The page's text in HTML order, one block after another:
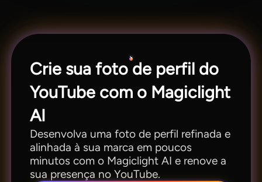
ferramentas comuns.
Crie sua foto de perfil do
YouTube com o Magiclight
AI
Desenvolva uma foto de perfil refinada e
alinhada à sua marca em poucos
minutos com o Magiclight AI e renove a
sua presença no YouTube.